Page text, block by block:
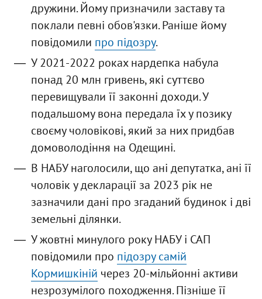
дружини. Йому призначили заставу та
поклали певні обов'язки. Раніше йому
повідомили про підозру.
У 2021-2022 роках нардепка набула
понад 20 млн гривень, які суттєво
перевищували її законні доходи. У
подальшому вона передала їх у позику
своєму чоловікові, який за них придбав
домоволодіння на Одещині.
В НАБУ наголосили, що ані депутатка, ані її
чоловік у декларації за 2023 рік не
зазначили дані про згаданий будинок і дві
земельні ділянки.
У жовтні минулого року НАБУ і САП
повідомили про підозру самій
Кормишкіній через 20-мільйонні активи
незрозумілого походження. Пізніше її